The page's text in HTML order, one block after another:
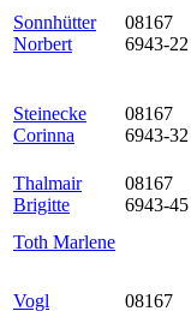
Sonnhütter
Norbert
08167
6943-22
Steinecke
Corinna
08167
6943-32
Thalmair
Brigitte
08167
6943-45
Toth Marlene
Vogl
08167